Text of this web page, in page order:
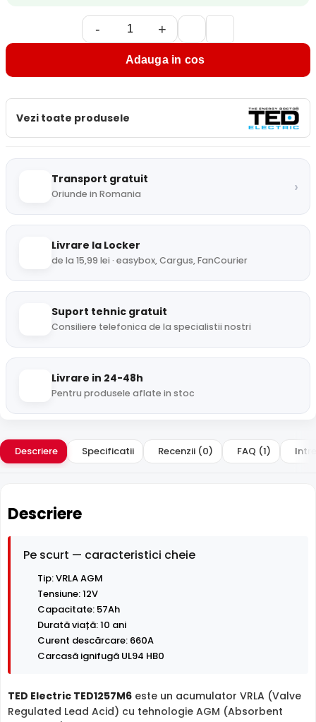
- +
Adauga in cos
Vezi toate produsele
Transport gratuit
Oriunde in Romania ›
Livrare la Locker
de la 15,99 lei · easybox, Cargus, FanCourier
Suport tehnic gratuit
Consiliere telefonica de la specialistii nostri
Livrare in 24-48h
Pentru produsele aflate in stoc
Descriere Specificatii Recenzii (0) FAQ (1)
Descriere
Pe scurt — caracteristici cheie
Tip: VRLA AGM
Tensiune: 12V
Capacitate: 57Ah
Durată viață: 10 ani
Curent descărcare: 660A
Carcasă ignifugă UL94 HB0
TED Electric TED1257M6 este un acumulator VRLA (Valve
Regulated Lead Acid) cu tehnologie AGM (Absorbent